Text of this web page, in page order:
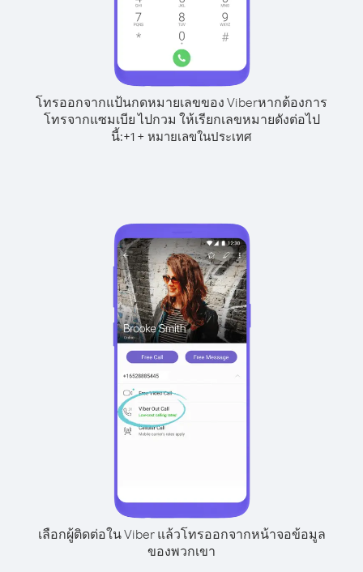
โทรออกจากแป้นกดหมายเลขของ Viberหากต้องการ
โทรจากแซมเบีย ไปกวม ให้เรียกเลขหมายดังต่อไป
นี้:+1 + หมายเลขในประเทศ
เลือกผู้ติดต่อใน Viber แล้วโทรออกจากหน้าจอข้อมูล
ของพวกเขา